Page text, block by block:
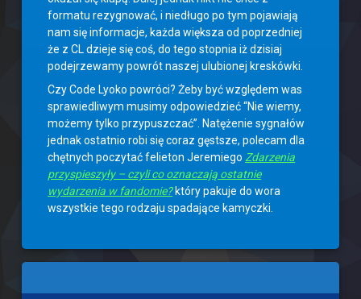
formatu rezygnować, i niedługo po tym pojawiają
nam się informacje, każda większa od poprzedniej
że z CL dzieje się coś, do tego stopnia iż dzisiaj
podejrzewamy powrót naszej ulubionej kreskówki.
Czy Code Lyoko powróci? Żeby być względem was
sprawiedliwym musimy odpowiedzieć “Nie wiemy,
możemy tylko przypuszczać”. Natężenie sygnałów
jednak ostatnio robi się coraz gęstsze, polecam dla
chętnych poczytać felieton Jeremiego Zdarzenia
przyspieszyły – czyli co oznaczają ostatnie
wydarzenia w fandomie?który pakuje do wora
wszystkie tego rodzaju spadające kamyczki.